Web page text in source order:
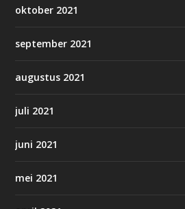
oktober 2021
september 2021
augustus 2021
juli 2021
juni 2021
mei 2021